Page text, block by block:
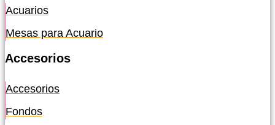
Acuarios
Mesas para Acuario
Accesorios
Accesorios
Fondos